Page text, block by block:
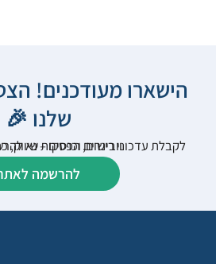
הישארו מעודכנים!
שלנו 🎉
לקבלת עדכוני רישום, הפסקות שיווק, כתבות תוכן ועדכונים על
להרשמה